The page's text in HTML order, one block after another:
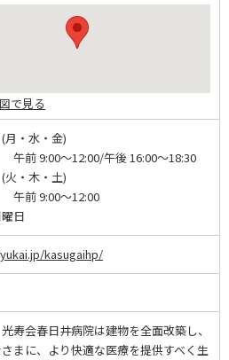
で見る
(月・水・金)
午前 9:00～12:00/午後 16:00～18:30
(火・木・土)
午前 9:00～12:00
日
kasugaihp/
寿会春日井病院は建物を全面改築し、
まに、より快適な医療を提供すべく生